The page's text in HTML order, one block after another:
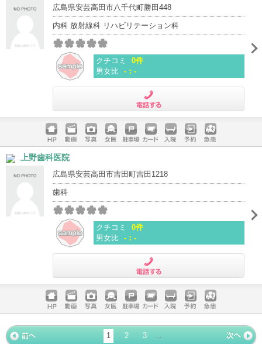
広島県安芸高田市八千代町勝田448
内科 放射線科 リハビリテーション科
クチコミ
0件
男女比 -：-
ホームペ
ージ
動画 写真 女医 駐車場
クレジッ
入院 予約 急患
上野歯科医院
広島県安芸高田市吉田町吉田1218
歯科
クチコミ
0件
男女比 -：-
ホームペ
ージ
動画 写真 女医 駐車場
クレジッ
トカード
入院 予約 急患
1 2 3